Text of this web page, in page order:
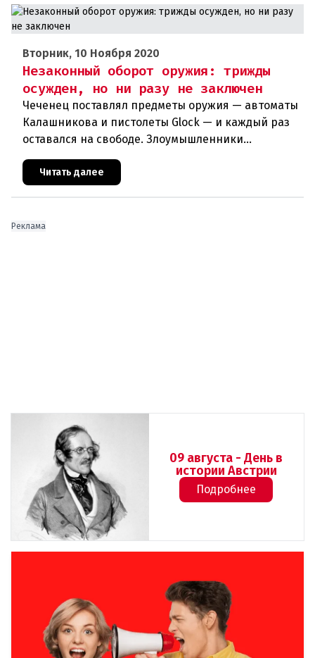
Вторник, 10 Ноября 2020
Незаконный оборот оружия: трижды
осужден, но ни разу не заключен
Чеченец поставлял предметы оружия — автоматы
Калашникова и пистолеты Glock — и каждый раз
оставался на свободе. Злоумышленники
используют незаконный оборот оружия в своих
террористических планах. Куйт
Читать далее
Реклама
09 августа - День в
истории Австрии
Подробнее